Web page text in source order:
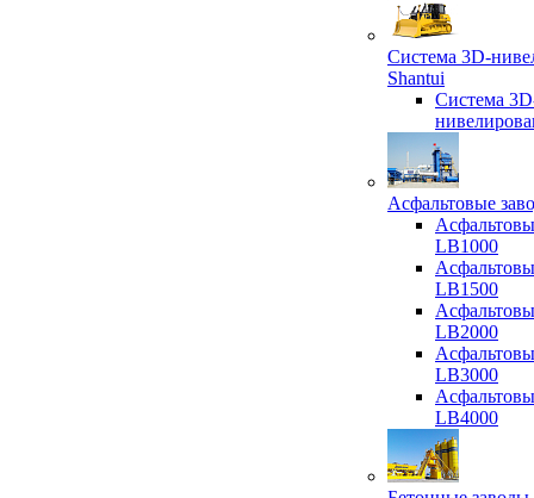
Система 3D-
Shantui
Система
Асфальтовые
LB1000
LB1500
LB2000
LB3000
LB4000